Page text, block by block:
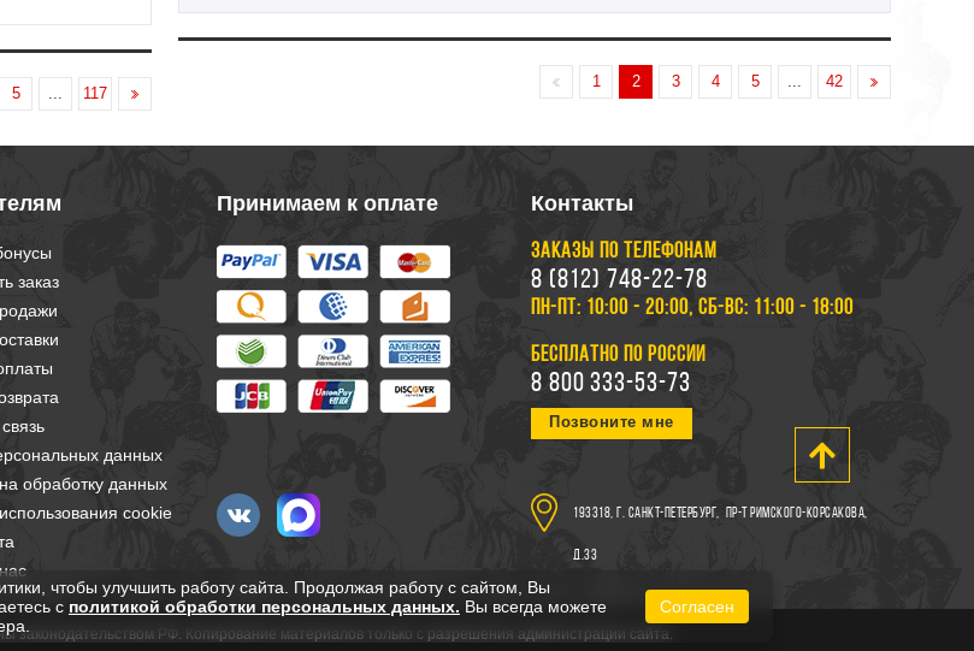
,не помню
Заказ
доставил
покупки, все
5 117
1 2 3 4 5 42
заказ
данных
обработку данных
cookie
Принимаем к оплате Контакты
ЗАКАЗЫ ПО ТЕЛЕФОНАМ
8 (812) 748-22-78
ПН-ПТ: 10:00 - 20:00, СБ-ВС: 11:00 - 18:00
БЕСПЛАТНО ПО РОССИИ
8 800 333-53-73
Позвоните мне
193318, г. Санкт-Петербург, пр-т Римского-Корсакова,
д.33
РФ. Копирование материалов только с разрешения администрации сайта.
чтобы улучшить работу сайта. Продолжая работу с сайтом, Вы
с политикой обработки персональных данных. Вы всегда можете
Согласен